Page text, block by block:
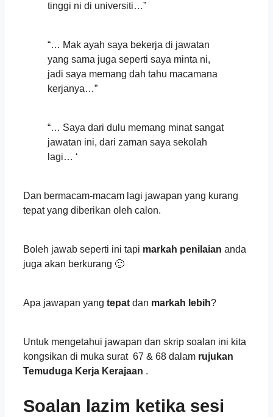
tinggi ni di universiti…”
“… Mak ayah saya bekerja di jawatan
yang sama juga seperti saya minta ni,
jadi saya memang dah tahu macamana
kerjanya…”
“… Saya dari dulu memang minat sangat
jawatan ini, dari zaman saya sekolah
lagi… ‘
Dan bermacam-macam lagi jawapan yang kurang
tepat yang diberikan oleh calon.
Boleh jawab seperti ini tapi markah penilaian anda
juga akan berkurang 🙁
Apa jawapan yang tepat dan markah lebih?
Untuk mengetahui jawapan dan skrip soalan ini kita
kongsikan di muka surat 67 & 68 dalam rujukan
Temuduga Kerja Kerajaan .
Soalan lazim ketika sesi